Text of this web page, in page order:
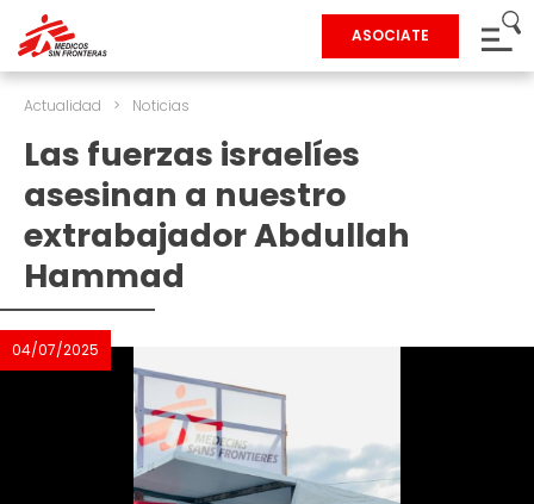
ASOCIATE
Actualidad > Noticias
Las fuerzas israelíes
asesinan a nuestro
extrabajador Abdullah
Hammad
04/07/2025